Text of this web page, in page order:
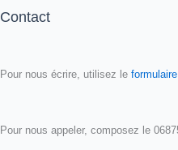
Contact
Pour nous écrire, utilisez le
Pour nous appeler, composez le